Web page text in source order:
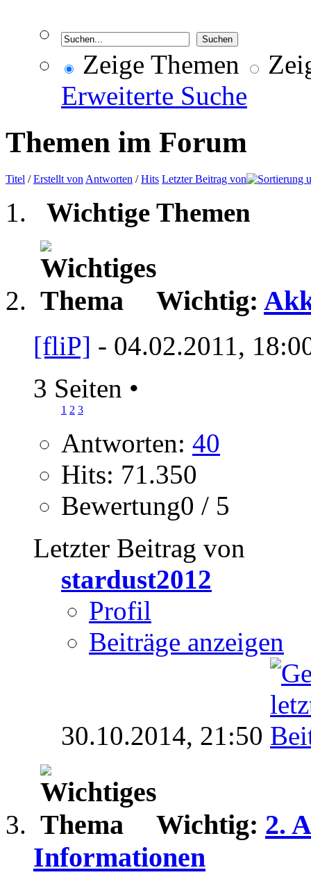
Zeige Themen
Erweiterte Suche
Themen im Forum
Titel /Erstellt von Antworten /Hits Letzter Beitrag von
Wichtige Themen
Wichtig:
[fliP] - 04.02.2011,
3 Seiten •
1 2 3
Antworten: 40
Hits: 71.350
Bewertung0 / 5
Letzter Beitrag von
stardust2012
Profil
Beiträge anzeigen
30.10.2014, 21:50
Wichtig: 2.
Informationen